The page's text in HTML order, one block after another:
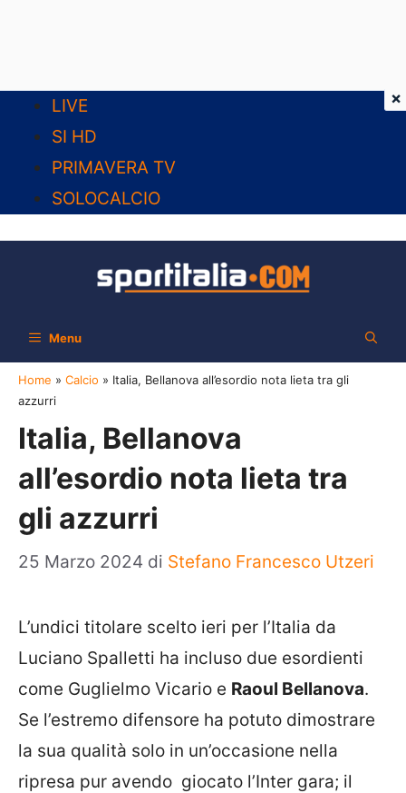
contenuto
LIVE
SI HD
PRIMAVERA TV
SOLOCALCIO
Menu
Home » Calcio » Italia, Bellanova all’esordio nota lieta tra gli
azzurri
Italia, Bellanova
all’esordio nota lieta tra
gli azzurri
25 Marzo 2024 di Stefano Francesco Utzeri
L’undici titolare scelto ieri per l’Italia da
Luciano Spalletti ha incluso due esordienti
come Guglielmo Vicario e Raoul Bellanova.
Se l’estremo difensore ha potuto dimostrare
la sua qualità solo in un’occasione nella
ripresa pur avendo giocato l’Inter gara; il
×